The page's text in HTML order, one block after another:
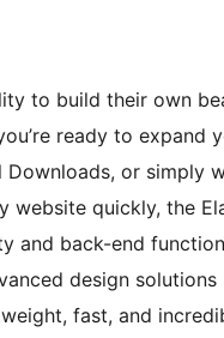
to build their own
ready to expand
Downloads, or simply
website quickly, the
and back-end
design
fast, and